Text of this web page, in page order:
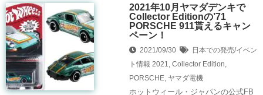
2021年10月ヤマダデンキで
Collector Editionの’71
PORSCHE 911貰えるキャン
ペーン！
2021/09/30
日本での発売/イベン
ト情報 2021, Collector Edition,
PORSCHE, ヤマダ電機
ホットウィール・ジャパンの公式FB